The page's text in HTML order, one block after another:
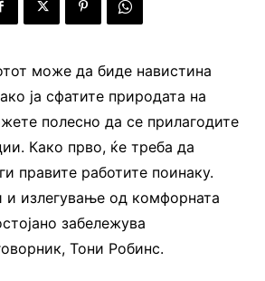
може да биде навистина
ја сфатите природата на
полесно да се прилагодите
Како прво, ќе треба да
правите работите поинаку.
и излегување од комфорната
забележува
Тони Робинс.